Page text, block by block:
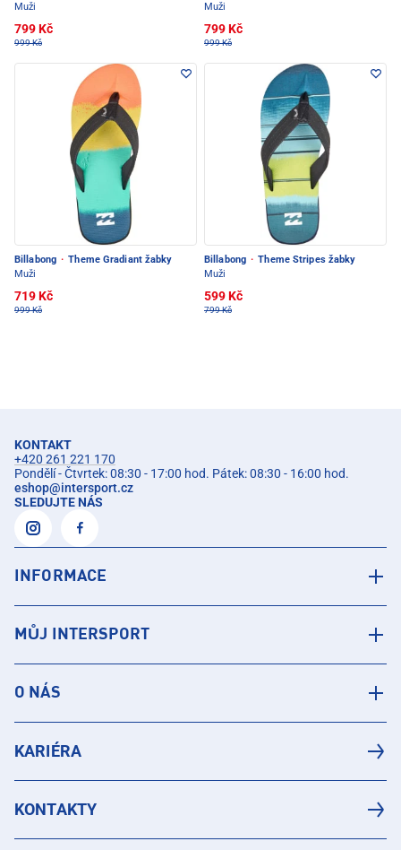
Muži
799 Kč
999 Kč
Muži
799 Kč
999 Kč
Billabong · Theme Gradiant žabky
Muži
719 Kč
999 Kč
Billabong · Theme Stripes žabky
Muži
599 Kč
799 Kč
KONTAKT
+420 261 221 170
Pondělí - Čtvrtek: 08:30 - 17:00 hod. Pátek: 08:30 - 16:00 hod.
eshop@intersport.cz
SLEDUJTE NÁS
INFORMACE
MŮJ INTERSPORT
O NÁS
KARIÉRA
KONTAKTY